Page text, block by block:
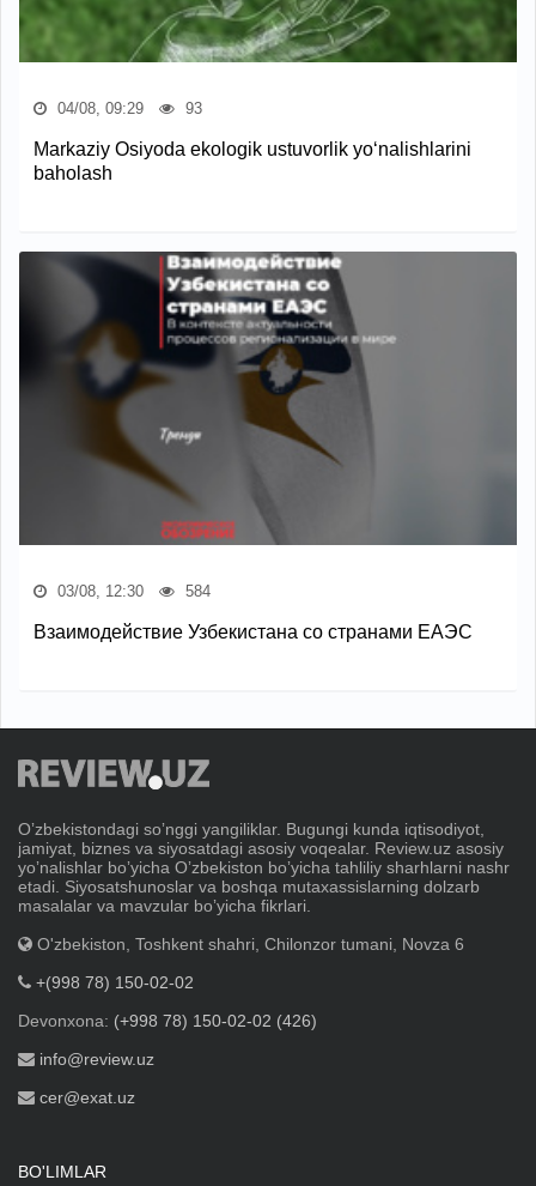
04/08, 09:29 93
Markaziy Osiyoda ekologik ustuvorlik yo‘nalishlarini
baholash
03/08, 12:30 584
Взаимодействие Узбекистана со странами ЕАЭС
Oʼzbekistondagi soʼnggi yangiliklar. Bugungi kunda iqtisodiyot,
jamiyat, biznes va siyosatdagi asosiy voqealar. Review.uz asosiy
yoʼnalishlar boʼyicha Oʼzbekiston boʼyicha tahliliy sharhlarni nashr
etadi. Siyosatshunoslar va boshqa mutaxassislarning dolzarb
masalalar va mavzular boʼyicha fikrlari.
O'zbekiston, Toshkent shahri, Chilonzor tumani, Novza 6
+(998 78) 150-02-02
Devonxona: (+998 78) 150-02-02 (426)
info@review.uz
cer@exat.uz
BO'LIMLAR